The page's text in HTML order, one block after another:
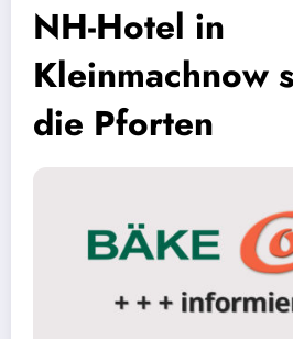
NH-Hotel in
Kleinmachnow
die Pforten